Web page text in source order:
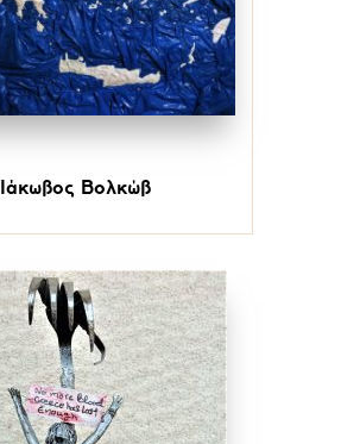
Ιάκωβος Βολκώβ